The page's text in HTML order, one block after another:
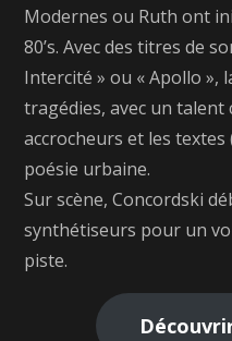
Modernes ou Ruth ont
80’s. Avec des titres de
Intercité » ou « Apollo »,
tragédies, avec un
accrocheurs et les
poésie urbaine.
Sur scène, Concordski
synthétiseurs pour un
piste.